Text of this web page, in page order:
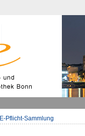
E-Pflicht-Sammlung